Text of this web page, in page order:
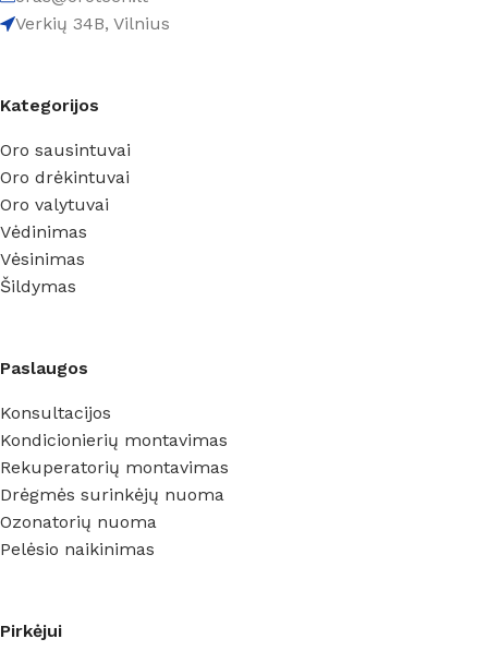
Verkių 34B, Vilnius
Kategorijos
Oro sausintuvai
Oro drėkintuvai
Oro valytuvai
Vėdinimas
Vėsinimas
Šildymas
Paslaugos
Konsultacijos
Kondicionierių montavimas
Rekuperatorių montavimas
Drėgmės surinkėjų nuoma
Ozonatorių nuoma
Pelėsio naikinimas
Pirkėjui